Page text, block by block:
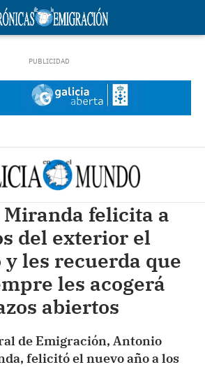
Miranda felicita a
del exterior el
y les recuerda que
les acogerá
abiertos
de Emigración, Antonio
felicitó el nuevo año a los